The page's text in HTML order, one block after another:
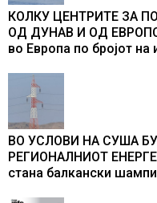
КОЛКУ ЦЕНТРИТЕ ЗА
ОД ДУНАВ И ОД
во Европа по бројот
ВО УСЛОВИ НА СУША
РЕГИОНАЛНИОТ
стана балкански